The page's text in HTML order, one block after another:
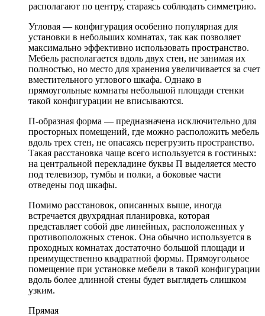
располагают по центру, стараясь соблюдать симметрию.
Угловая — конфигурация особенно популярная для
установки в небольших комнатах, так как позволяет
максимально эффективно использовать пространство.
Мебель располагается вдоль двух стен, не занимая их
полностью, но место для хранения увеличивается за счет
вместительного углового шкафа. Однако в
прямоугольные комнаты небольшой площади стенки
такой конфигурации не вписываются.
П-образная форма — предназначена исключительно для
просторных помещений, где можно расположить мебель
вдоль трех стен, не опасаясь перегрузить пространство.
Такая расстановка чаще всего используется в гостиных:
на центральной перекладине буквы П выделяется место
под телевизор, тумбы и полки, а боковые части
отведены под шкафы.
Помимо расстановок, описанных выше, иногда
встречается двухрядная планировка, которая
представляет собой две линейных, расположенных у
противоположных стенок. Она обычно используется в
проходных комнатах достаточно большой площади и
преимущественно квадратной формы. Прямоугольное
помещение при установке мебели в такой конфигурации
вдоль более длинной стены будет выглядеть слишком
узким.
Прямая